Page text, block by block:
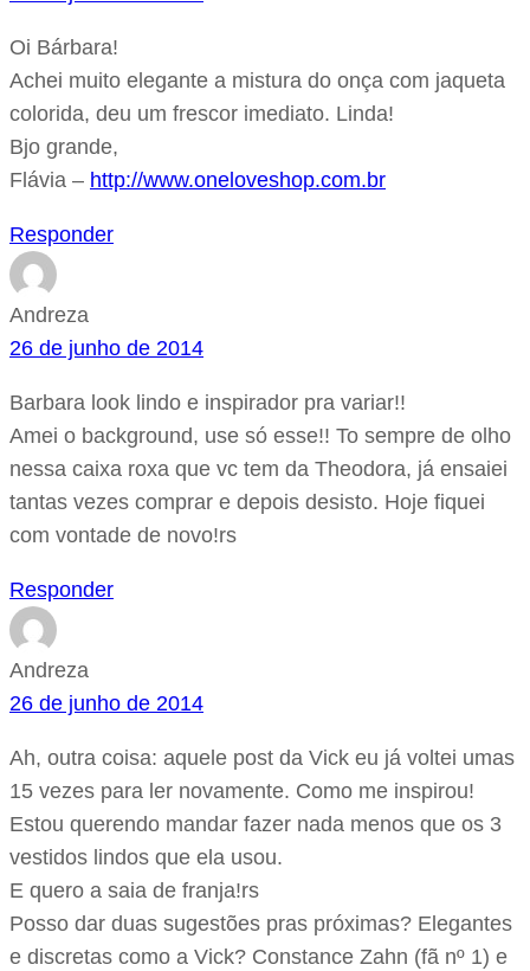
Oi Bárbara!
Achei muito elegante a mistura do onça com jaqueta
colorida, deu um frescor imediato. Linda!
Bjo grande,
Flávia – http://www.oneloveshop.com.br
Responder
Andreza
26 de junho de 2014
Barbara look lindo e inspirador pra variar!!
Amei o background, use só esse!! To sempre de olho
nessa caixa roxa que vc tem da Theodora, já ensaiei
tantas vezes comprar e depois desisto. Hoje fiquei
com vontade de novo!rs
Responder
Andreza
26 de junho de 2014
Ah, outra coisa: aquele post da Vick eu já voltei umas
15 vezes para ler novamente. Como me inspirou!
Estou querendo mandar fazer nada menos que os 3
vestidos lindos que ela usou.
E quero a saia de franja!rs
Posso dar duas sugestões pras próximas? Elegantes
e discretas como a Vick? Constance Zahn (fã nº 1) e